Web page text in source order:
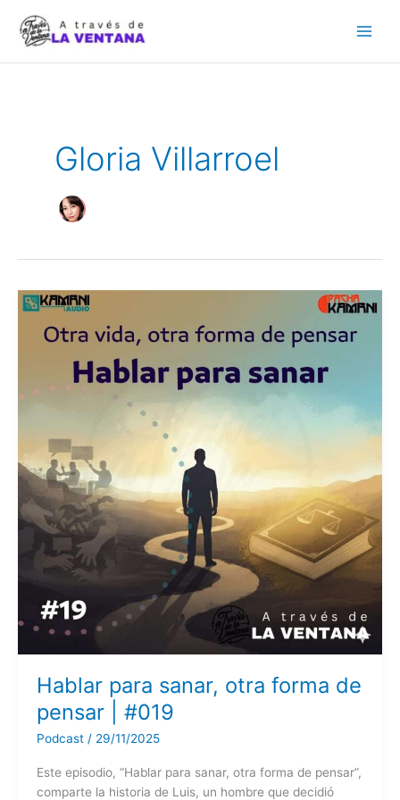
contenido
Gloria Villarroel
Hablar para sanar, otra forma de
pensar | #019
Podcast/ 29/11/2025
Este episodio, “Hablar para sanar, otra forma de pensar”,
comparte la historia de Luis, un hombre que decidió